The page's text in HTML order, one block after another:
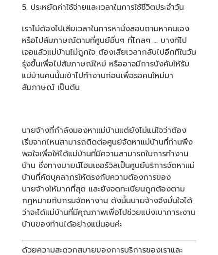
5. ประหยัดค่าใช้จ่ายและเวลาในการใช้ชีวิตประจำวัน
เราไม่ต้องไปเสียเวลาในการหานั่งสอบถามหาคนเอง
หรือไปสัมภาษณ์ตามที่ศูนย์อื่นๆ ที่ไกลๆ … บางทีไป
เจอแล้วแม่บ้านไม่ถูกใจ ต้องเสียเวลากลับไปอีกทีในวัน
รุ่งขึ้นเพื่อไปสัมภาษณ์ใหม่ หรืออาจมีการบังคับให้รับ
แม่บ้านคนนั้นเข้าไปทำงานก่อนเพื่อรอคนใหม่มา
สัมภาษณ์ เป็นต้น
นายจ้างที่กำลังมองหาแม่บ้านแต่ยังไม่แน่ใจว่าต้อง
เริ่มจากไหนสามารถติดต่อศูนย์จัดหาแม่บ้านที่ท่านพึง
พอใจเพื่อให้ได้แม่บ้านที่มีความสามารถในการทำงาน
บ้าน ซึ่งทางมายน์โฮมเซอร์วิสเป็นศูนย์บริการจัดหาแม่
บ้านที่คัดบุคลากรให้ตรงกับความต้องการของ
นายจ้างให้มากที่สุด และยังจดทะเบียนถูกต้องตาม
กฎหมายกับกรมจัดหางาน ดังนั้นนายจ้างจึงมั่นใจได้
ว่าจะได้แม่บ้านที่มีคุณภาพเพื่อไปช่วยแบ่งเบาภาระงาน
บ้านของท่านได้อย่างแน่นอนค่ะ
ด้วยความสะดวกสบายของการบริการของเราและ